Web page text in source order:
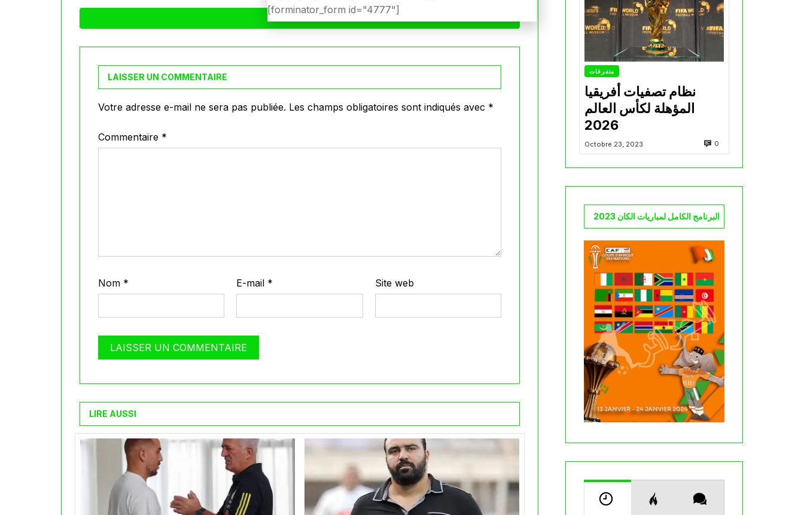
LAISSER UN COMMENTAIRE
Votre adresse e-mail ne sera pas publiée. Les champs obligatoires sont indiqués avec *
Commentaire *
Nom * E-mail * Site web
LIRE AUSSI
متفرقات
نظام تصفيات أفريقيا
المؤهلة لكأس العالم
2026
Octobre 23, 2023 0
البرنامج الكامل لمباريات الكان 2023
[forminator_form id="4777"]